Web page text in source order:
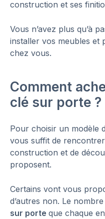
construction et ses
Vous n’avez plus qu’à
installer vos meubles et
chez vous.
Comment
clé sur porte ?
Pour choisir un modèle
vous suffit de
construction et de
proposent.
Certains vont vous
d’autres non. Le
sur porte que chaque